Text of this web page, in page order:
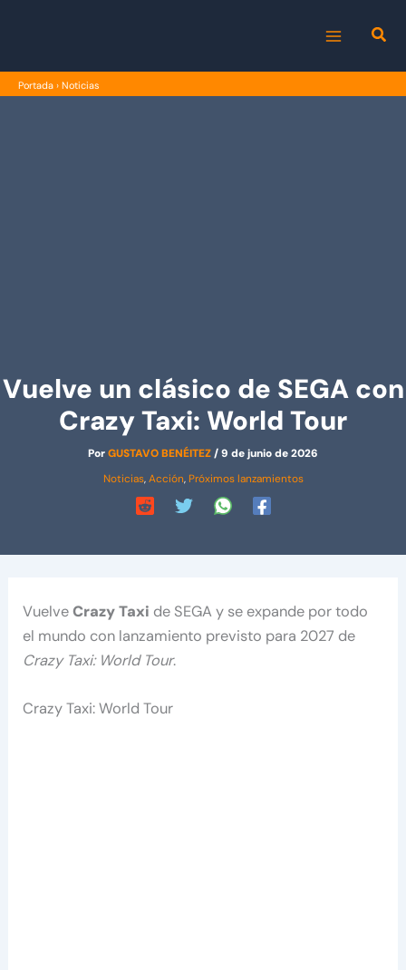
MENU
Portada › Noticias
Vuelve un clásico de SEGA con
Crazy Taxi: World Tour
PorGUSTAVO BENÉITEZ/9 de junio de 2026
Noticias,Acción, Próximos lanzamientos
VuelveCrazy Taxi de SEGA y se expande por todo
el mundo con lanzamiento previsto para 2027 de
Crazy Taxi: World Tour.
Crazy Taxi: World Tour